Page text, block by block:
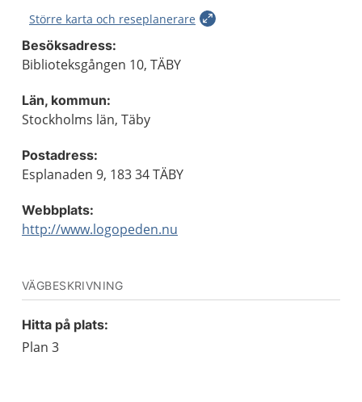
Större karta och reseplanerare
Besöksadress:
Biblioteksgången 10, TÄBY
Län, kommun:
Stockholms län, Täby
Postadress:
Esplanaden 9, 183 34 TÄBY
Webbplats:
http://www.logopeden.nu
VÄGBESKRIVNING
Hitta på plats:
Plan 3